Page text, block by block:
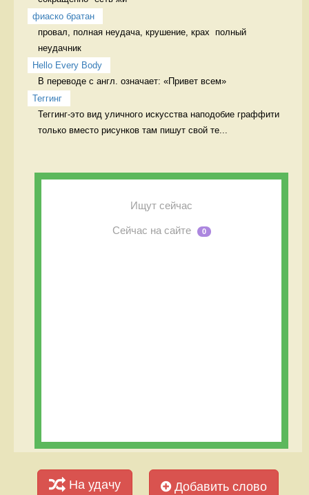
фиаско братан
провал, полная неудача, крушение, крах  полный
неудачник
Hello Every Body
В переводе с англ. означает: «Привет всем»
Теггинг
Теггинг-это вид уличного искусства наподобие граффити
только вместо рисунков там пишут свой те...
Ищут сейчас
Сейчас на сайте 0
На удачу Добавить слово